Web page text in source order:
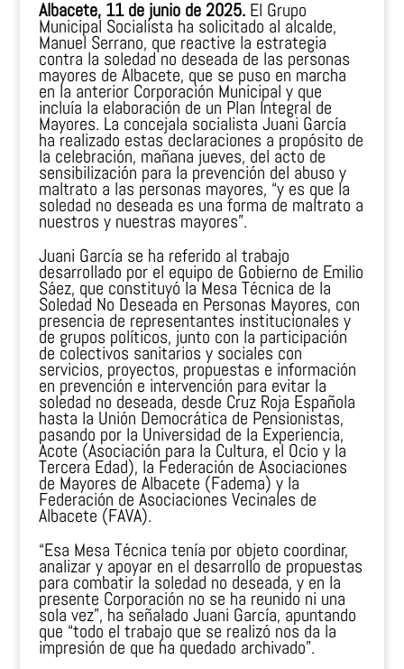
Albacete, 11 de junio de 2025.El Grupo
Municipal Socialista ha solicitado al alcalde,
Manuel Serrano, que reactive la estrategia
contra la soledad no deseada de las personas
mayores de Albacete, que se puso en marcha
en la anterior Corporación Municipal y que
incluía la elaboración de un Plan Integral de
Mayores. La concejala socialista Juani García
ha realizado estas declaraciones a propósito de
la celebración, mañana jueves, del acto de
sensibilización para la prevención del abuso y
maltrato a las personas mayores, “y es que la
soledad no deseada es una forma de maltrato a
nuestros y nuestras mayores”.
Juani García se ha referido al trabajo
desarrollado por el equipo de Gobierno de Emilio
Sáez, que constituyó la Mesa Técnica de la
Soledad No Deseada en Personas Mayores, con
presencia de representantes institucionales y
de grupos políticos, junto con la participación
de colectivos sanitarios y sociales con
servicios, proyectos, propuestas e información
en prevención e intervención para evitar la
soledad no deseada, desde Cruz Roja Española
hasta la Unión Democrática de Pensionistas,
pasando por la Universidad de la Experiencia,
Acote (Asociación para la Cultura, el Ocio y la
Tercera Edad), la Federación de Asociaciones
de Mayores de Albacete (Fadema) y la
Federación de Asociaciones Vecinales de
Albacete (FAVA).
“Esa Mesa Técnica tenía por objeto coordinar,
analizar y apoyar en el desarrollo de propuestas
para combatir la soledad no deseada, y en la
presente Corporación no se ha reunido ni una
sola vez”, ha señalado Juani García, apuntando
que “todo el trabajo que se realizó nos da la
impresión de que ha quedado archivado”.